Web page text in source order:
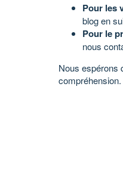
Pour les
blog en
Pour le
nous
Nous espérons
compréhension.